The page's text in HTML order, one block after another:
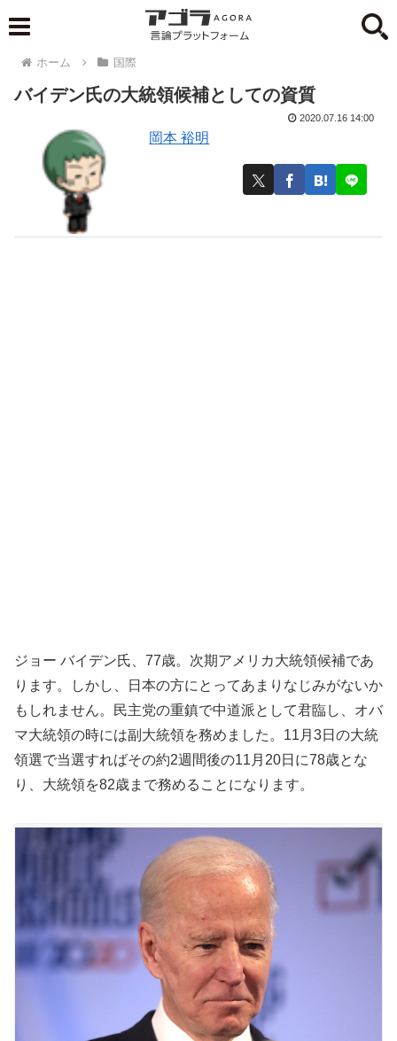
ホーム 国際
バイデン氏の大統領候補としての資質
岡本 裕明
2020.07.16 14:00
ジョー バイデン氏、77歳。次期アメリカ大統領候補であ
ります。しかし、日本の方にとってあまりなじみがないか
もしれません。民主党の重鎮で中道派として君臨し、オバ
マ大統領の時には副大統領を務めました。11月3日の大統
領選で当選すればその約2週間後の11月20日に78歳とな
り、大統領を82歳まで務めることになります。